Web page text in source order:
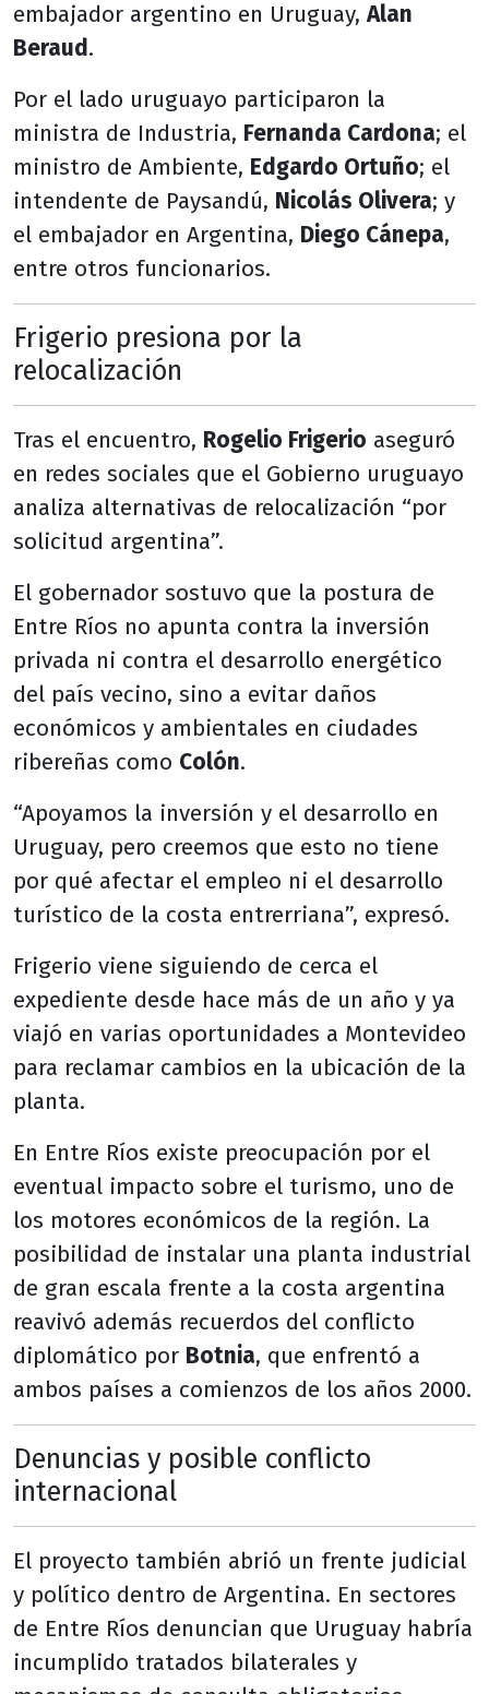
embajador argentino en Uruguay,Alan
Beraud.
Por el lado uruguayo participaron la
ministra de Industria, Fernanda Cardona; el
ministro de Ambiente, Edgardo Ortuño; el
intendente de Paysandú, Nicolás Olivera; y
el embajador en Argentina, Diego Cánepa,
entre otros funcionarios.
Frigerio presiona por la
relocalización
Tras el encuentro, Rogelio Frigerio aseguró
en redes sociales que el Gobierno uruguayo
analiza alternativas de relocalización “por
solicitud argentina”.
El gobernador sostuvo que la postura de
Entre Ríos no apunta contra la inversión
privada ni contra el desarrollo energético
del país vecino, sino a evitar daños
económicos y ambientales en ciudades
ribereñas como Colón.
“Apoyamos la inversión y el desarrollo en
Uruguay, pero creemos que esto no tiene
por qué afectar el empleo ni el desarrollo
turístico de la costa entrerriana”, expresó.
Frigerio viene siguiendo de cerca el
expediente desde hace más de un año y ya
viajó en varias oportunidades a Montevideo
para reclamar cambios en la ubicación de la
planta.
En Entre Ríos existe preocupación por el
eventual impacto sobre el turismo, uno de
los motores económicos de la región. La
posibilidad de instalar una planta industrial
de gran escala frente a la costa argentina
reavivó además recuerdos del conflicto
diplomático por Botnia, que enfrentó a
ambos países a comienzos de los años 2000.
Denuncias y posible conflicto
internacional
El proyecto también abrió un frente judicial
y político dentro de Argentina. En sectores
de Entre Ríos denuncian que Uruguay habría
incumplido tratados bilaterales y